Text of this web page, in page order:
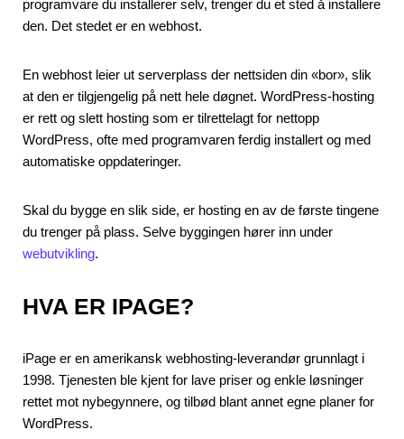
programvare du installerer selv, trenger du et sted å installere
den. Det stedet er en webhost.
En webhost leier ut serverplass der nettsiden din «bor», slik
at den er tilgjengelig på nett hele døgnet. WordPress-hosting
er rett og slett hosting som er tilrettelagt for nettopp
WordPress, ofte med programvaren ferdig installert og med
automatiske oppdateringer.
Skal du bygge en slik side, er hosting en av de første tingene
du trenger på plass. Selve byggingen hører inn under
webutvikling.
HVA ER IPAGE?
iPage er en amerikansk webhosting-leverandør grunnlagt i
1998. Tjenesten ble kjent for lave priser og enkle løsninger
rettet mot nybegynnere, og tilbød blant annet egne planer for
WordPress.